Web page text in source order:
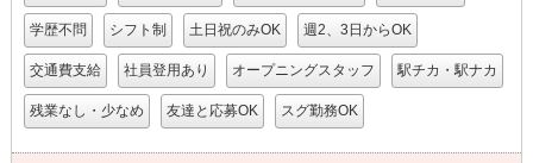
学歴不問 シフト制 土日祝のみOK 週2、3日からOK
交通費支給 社員登用あり オープニングスタッフ 駅チカ・駅ナカ
残業なし・少なめ 友達と応募OK スグ勤務OK